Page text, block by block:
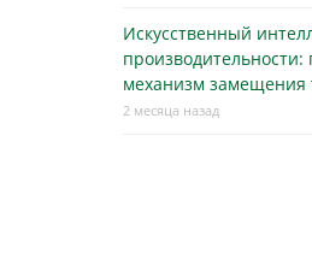
Искусственный
производительности:
механизм замещения
2 месяца назад